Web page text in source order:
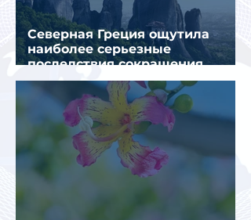
Северная Греция ощутила
наиболее серьезные
последствия сокращения
турпотока из России